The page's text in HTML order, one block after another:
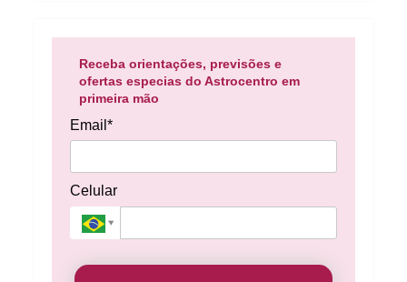
Receba orientações, previsões e
ofertas especias do Astrocentro em
primeira mão
Email*
Celular